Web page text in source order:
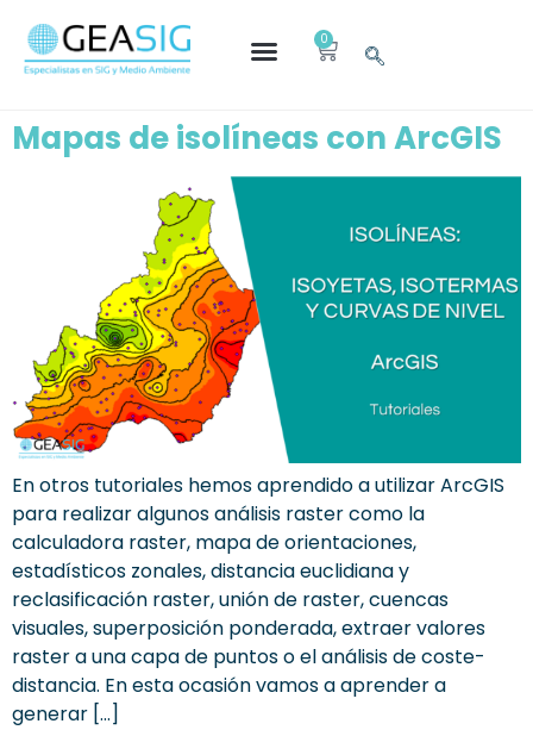
0
Mapas de isolíneas con ArcGIS
En otros tutoriales hemos aprendido a utilizar ArcGIS
para realizar algunos análisis raster como la
calculadora raster, mapa de orientaciones,
estadísticos zonales, distancia euclidiana y
reclasificación raster, unión de raster, cuencas
visuales, superposición ponderada, extraer valores
raster a una capa de puntos o el análisis de coste-
distancia. En esta ocasión vamos a aprender a
generar […]